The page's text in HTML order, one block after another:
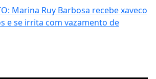
Marina Ruy Barbosa recebe xaveco
e se irrita com vazamento de